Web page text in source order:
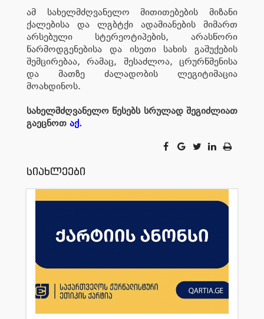
ამ სახელმძღვანელო მითითებების მიზანი
ქალებისა და ლგბტქი ადამიანების მიმართ
არსებული სტერეოტიპების, არასწორი
წარმოდგენებისა და ისეთი სახის გაშუქების
შემცირებაა, რამაც, შესაძლოა, ცრურწმენისა
და მათზე ძალადობის ლეგიტიმაცია
მოახდინოს.
სახელმძღვანელო წესებს სრულად შეგიძლიათ
გაეცნოთ აქ.
სიახლეები